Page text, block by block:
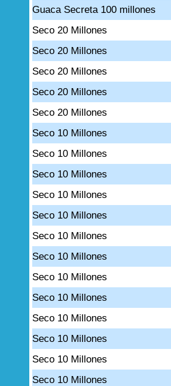
Guaca Secreta 100 millones
Seco 20 Millones
Seco 20 Millones
Seco 20 Millones
Seco 20 Millones
Seco 20 Millones
Seco 10 Millones
Seco 10 Millones
Seco 10 Millones
Seco 10 Millones
Seco 10 Millones
Seco 10 Millones
Seco 10 Millones
Seco 10 Millones
Seco 10 Millones
Seco 10 Millones
Seco 10 Millones
Seco 10 Millones
Seco 10 Millones